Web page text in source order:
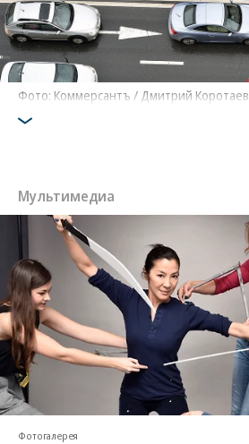
Фото: Коммерсантъ / Дмитрий Коротаев
Мультимедиа
Фотогалерея